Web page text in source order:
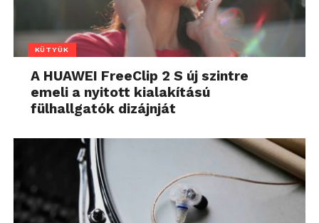
KÜTYÜK
A HUAWEI FreeClip 2 S új szintre
emeli a nyitott kialakítású
fülhallgatók dizájnját